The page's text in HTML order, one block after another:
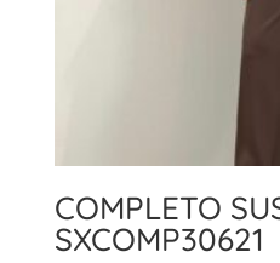
COMPLETO
SXCOMP30621